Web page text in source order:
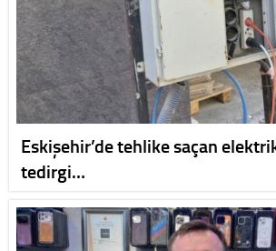
Eskişehir’de tehlike saçan
tedirgi…